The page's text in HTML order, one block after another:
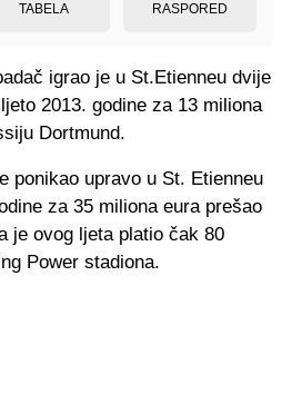
TABELA RASPORED
igrao je u St.Etienneu dvije
2013. godine za 13 miliona
Dortmund.
ponikao upravo u St. Etienneu
za 35 miliona eura prešao
je ovog ljeta platio čak 80
Power stadiona.